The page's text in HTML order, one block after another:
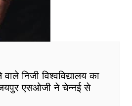
वाले निजी विश्वविद्यालय का
एसओजी ने चेन्नई से